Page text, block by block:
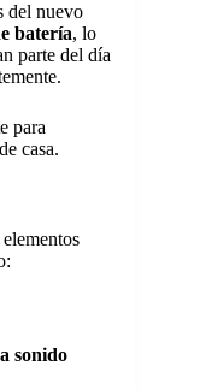
del nuevo
batería, lo
parte del día
para
casa.
sonido